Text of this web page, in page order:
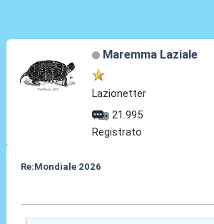
Maremma Laziale
Lazionetter
21.995
Registrato
Re:Mondiale 2026